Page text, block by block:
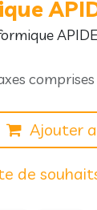
comprises
Ajouter
de